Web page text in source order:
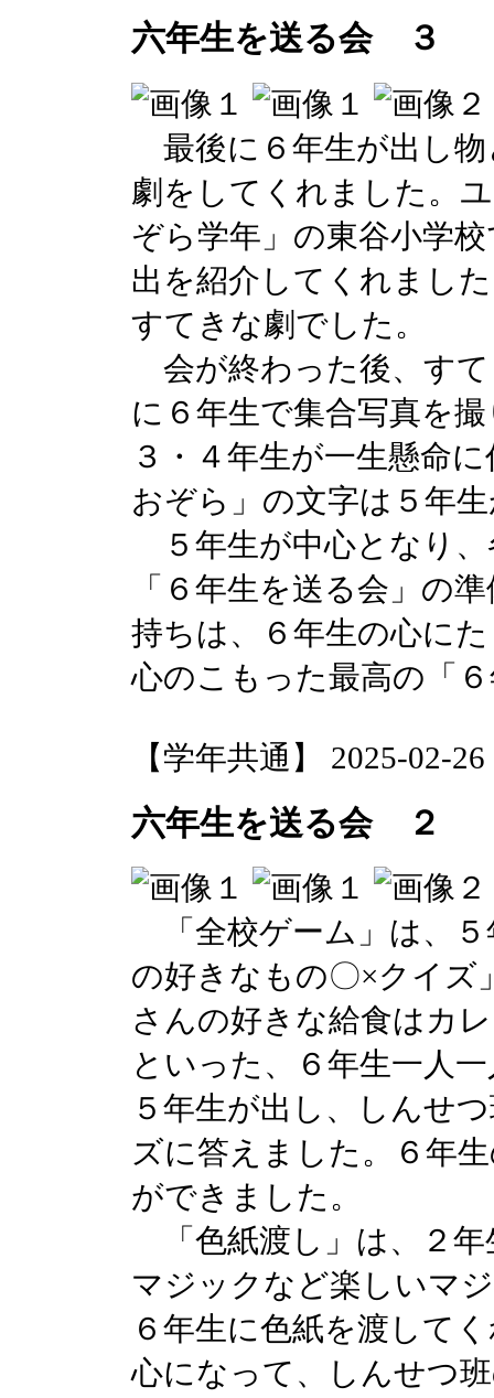
六年生を送る会 ３
最後に６年生が出し物
劇をしてくれました。
ぞら学年」の東谷小学
出を紹介してくれまし
すてきな劇でした。
会が終わった後、す
に６年生で集合写真を
３・４年生が一生懸命
おぞら」の文字は５年
５年生が中心となり、
「６年生を送る会」の
持ちは、６年生の心に
心のこもった最高の「
【学年共通】 2025-02-
六年生を送る会 ２
「全校ゲーム」は、５
の好きなもの〇×クイズ
さんの好きな給食はカ
といった、６年生一人
５年生が出し、しんせ
ズに答えました。６年
ができました。
「色紙渡し」は、２年
マジックなど楽しいマ
６年生に色紙を渡して
心になって、しんせつ